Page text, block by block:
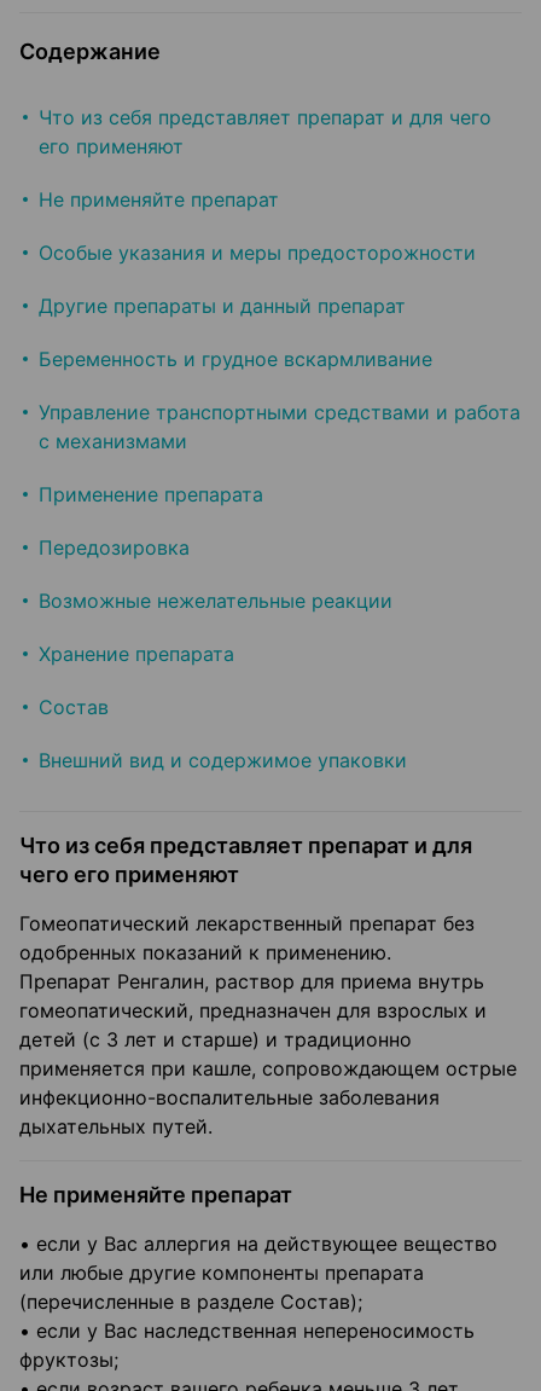
Содержание
Что из себя представляет препарат и для чего
его применяют
Не применяйте препарат
Особые указания и меры предосторожности
Другие препараты и данный препарат
Беременность и грудное вскармливание
Управление транспортными средствами и работа
с механизмами
Применение препарата
Передозировка
Возможные нежелательные реакции
Хранение препарата
Состав
Внешний вид и содержимое упаковки
Что из себя представляет препарат и для
чего его применяют
Гомеопатический лекарственный препарат без
одобренных показаний к применению.
Препарат Ренгалин, раствор для приема внутрь
гомеопатический, предназначен для взрослых и
детей (с 3 лет и старше) и традиционно
применяется при кашле, сопровождающем острые
инфекционно-воспалительные заболевания
дыхательных путей.
Не применяйте препарат
• если у Вас аллергия на действующее вещество
или любые другие компоненты препарата
(перечисленные в разделе Состав);
• если у Вас наследственная непереносимость
фруктозы;